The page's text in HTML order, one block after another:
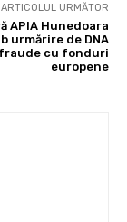
ARTICOLUL URMĂTOR
APIA Hunedoara
urmărire de DNA
cu fonduri
europene